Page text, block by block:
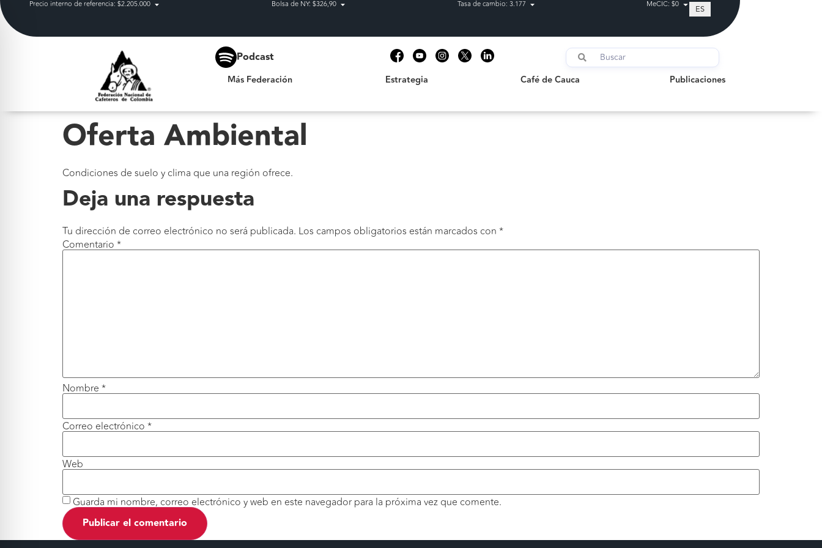
Precio interno de referencia: $2.205.000 Bolsa de NY: $326,90 Tasa de cambio: 3.177 MeCIC: $0 ES
Podcast
Más Federación Estrategia Café de Cauca Publicaciones
Publicaciones
Oferta Ambiental
Condiciones de suelo y clima que una región ofrece.
Deja una respuesta
Tu dirección de correo electrónico no será publicada. Los campos obligatorios están marcados con *
Comentario *
Nombre *
Correo electrónico *
Web
Guarda mi nombre, correo electrónico y web en este navegador para la próxima vez que comente.